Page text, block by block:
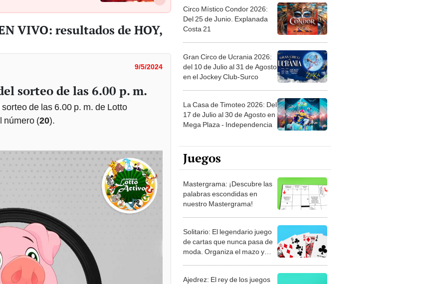
VIVO: resultados de HOY,
9/5/2024
sorteo de las 6.00 p. m.
de las 6.00 p. m. de Lotto
número (20).
Circo Místico Condor 2026:
Del 25 de Junio. Explanada
Costa 21
Gran Circo de Ucrania 2026:
del 10 de Julio al 31 de Agosto
en el Jockey Club-Surco
La Casa de Timoteo 2026: Del
17 de Julio al 30 de Agosto en
Mega Plaza - Independencia
Juegos
Mastergrama: ¡Descubre las
palabras escondidas en
nuestro Mastergrama!
Solitario: El legendario juego
de cartas que nunca pasa de
moda. Organiza el mazo y
Ajedrez: El rey de los juegos